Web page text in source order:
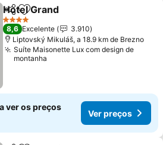
PartilharAdicionar aos favoritos
Hotel Grand
4 Estrelas
8,6 Excelente
3.910
Liptovský Mikuláš, a 18.9 km de Brezno
Suíte Maisonette Lux com design de
montanha
ver os preços
Ver preços